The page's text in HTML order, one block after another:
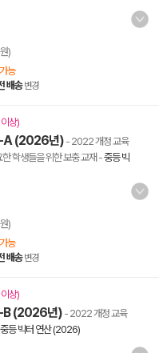
)
능
배송 변경
상)
A (2026년)- 2022 개정 교육
학생들을 위한 보충 교재 -중등 빅
)
능
배송 변경
상)
B (2026년) - 2022 개정 교육
중등 빅터 연산 (2026)